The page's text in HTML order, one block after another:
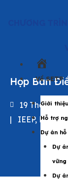
Về SETP
Giới thiệu
Hỗ trợ
Dự án
Dự
vững
Dự
Họp Ban
19 Tháng 8
| IEEP, Năng